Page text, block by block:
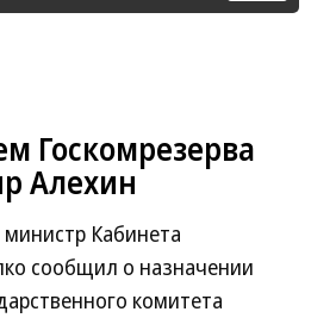
Госкомрезерва
Алехин
Кабинета
сообщил о назначении
комитета